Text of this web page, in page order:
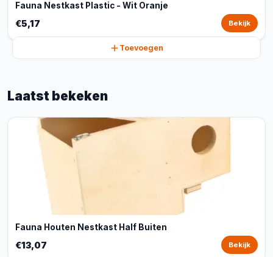
Fauna Nestkast Plastic - Wit Oranje
€5,17 Bekijk
Toevoegen
Laatst bekeken
Fauna Houten Nestkast Half Buiten
€13,07 Bekijk